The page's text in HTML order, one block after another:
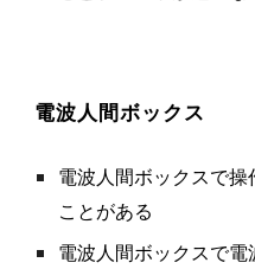
電波人間ボックス
電波人間ボックスで
ことがある
電波人間ボックスで